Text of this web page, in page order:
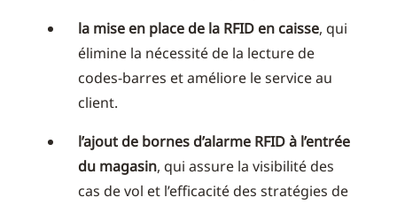
la mise en place de la RFID en caisse, qui
élimine la nécessité de la lecture de
codes-barres et améliore le service au
client.
l’ajout de bornes d’alarme RFID à l’entrée
du magasin, qui assure la visibilité des
cas de vol et l’efficacité des stratégies de